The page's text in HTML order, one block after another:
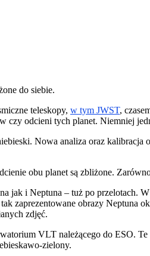
do siebie.
teleskopy, w tym JWST,
odcieni tych planet. Niemniej
Nowa analiza oraz
obu planet są zbliżone.
jak i Neptuna – tuż po przelotach.
zaprezentowane obrazy Neptuna
zdjęć.
VLT należącego do ESO.
zielony.